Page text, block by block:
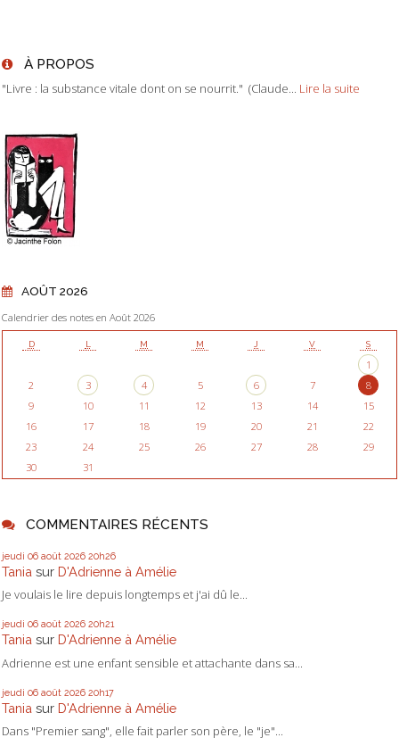
À PROPOS
"Livre : la substance vitale dont on se nourrit." (Claude... Lire la suite
AOÛT 2026
Calendrier des notes en Août 2026
D L M M J V S
1
2
3 4 5 6 7
8
9
10 11 12 13 14
15
16
17 18 19 20 21
22
23
24 25 26 27 28
29
30
31
COMMENTAIRES RÉCENTS
jeudi 06 août 2026 20h26
Tania sur D'Adrienne à Amélie
Je voulais le lire depuis longtemps et j'ai dû le...
jeudi 06 août 2026 20h21
Tania sur D'Adrienne à Amélie
Adrienne est une enfant sensible et attachante dans sa...
jeudi 06 août 2026 20h17
Tania sur D'Adrienne à Amélie
Dans "Premier sang", elle fait parler son père, le "je"...